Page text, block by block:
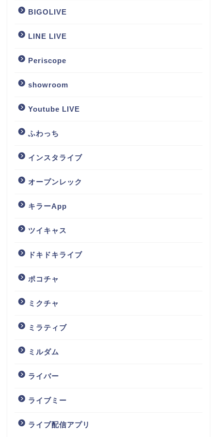
BIGOLIVE
LINE LIVE
Periscope
showroom
Youtube LIVE
ふわっち
インスタライブ
オープンレック
キラーApp
ツイキャス
ドキドキライブ
ポコチャ
ミクチャ
ミラティブ
ミルダム
ライバー
ライブミー
ライブ配信アプリ